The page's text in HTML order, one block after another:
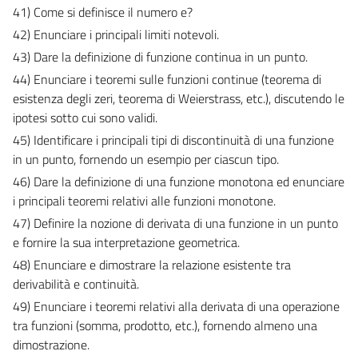
41) Come si definisce il numero e?
42) Enunciare i principali limiti notevoli.
43) Dare la definizione di funzione continua in un punto.
44) Enunciare i teoremi sulle funzioni continue (teorema di
esistenza degli zeri, teorema di Weierstrass, etc.), discutendo le
ipotesi sotto cui sono validi.
45) Identificare i principali tipi di discontinuità di una funzione
in un punto, fornendo un esempio per ciascun tipo.
46) Dare la definizione di una funzione monotona ed enunciare
i principali teoremi relativi alle funzioni monotone.
47) Definire la nozione di derivata di una funzione in un punto
e fornire la sua interpretazione geometrica.
48) Enunciare e dimostrare la relazione esistente tra
derivabilità e continuità.
49) Enunciare i teoremi relativi alla derivata di una operazione
tra funzioni (somma, prodotto, etc.), fornendo almeno una
dimostrazione.